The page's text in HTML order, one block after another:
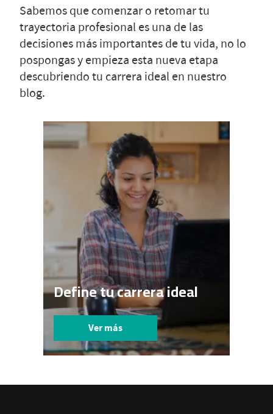
Sabemos que comenzar o retomar tu
trayectoria profesional es una de las
decisiones más importantes de tu vida, no lo
pospongas y empieza esta nueva etapa
descubriendo tu carrera ideal en nuestro
blog.
Define tu carrera ideal
Ver más